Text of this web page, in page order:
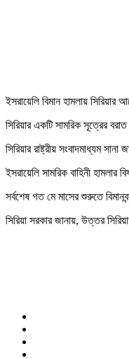
ইসরায়েলি বিমান হামলায়
সিরিয়ার একটি সামরিক সূত্রের
সিরিয়ার রাষ্ট্রীয় সংবাদমাধ্যম
ইসরায়েলি সামরিক বাহিনী
সর্বশেষ গত মে মাসের শুরুতে
সিরিয়া সরকার জানায়, উত্তর